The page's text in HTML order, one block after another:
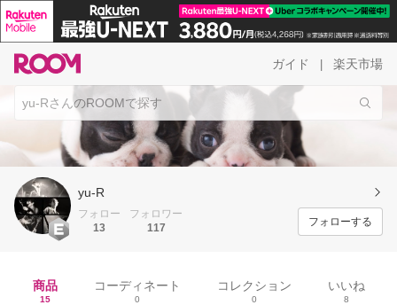
ガイド 楽天市場
yu-R
フォロー
13
フォロワー
117
フォローする
商品
15
コーディネート
0
コレクション
0
いいね
8